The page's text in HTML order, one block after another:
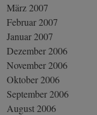
März 2007
Februar 2007
Januar 2007
Dezember 2006
November 2006
Oktober 2006
September 2006
August 2006